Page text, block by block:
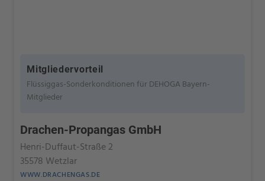
Mitgliedervorteil
Flüssiggas-Sonderkonditionen für DEHOGA Bayern-
Mitglieder
Drachen-Propangas GmbH
Henri-Duffaut-Straße 2
35578 Wetzlar
WWW.DRACHENGAS.DE